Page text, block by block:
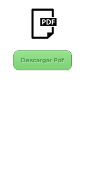
Descargar Pdf